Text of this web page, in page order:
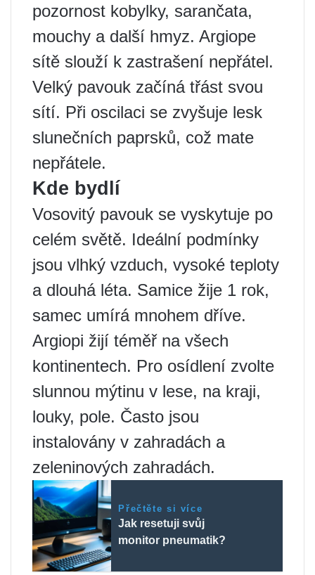
pozornost kobylky, sarančata,
mouchy a další hmyz. Argiope
sítě slouží k zastrašení nepřátel.
Velký pavouk začíná třást svou
sítí. Při oscilaci se zvyšuje lesk
slunečních paprsků, což mate
nepřátele.
Kde bydlí
Vosovitý pavouk se vyskytuje po
celém světě. Ideální podmínky
jsou vlhký vzduch, vysoké teploty
a dlouhá léta. Samice žije 1 rok,
samec umírá mnohem dříve.
Argiopi žijí téměř na všech
kontinentech. Pro osídlení zvolte
slunnou mýtinu v lese, na kraji,
louky, pole. Často jsou
instalovány v zahradách a
zeleninových zahradách.
Přečtěte si více
Jak resetuji svůj
monitor pneumatik?